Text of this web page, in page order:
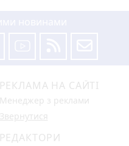
РЕКЛАМА НА САЙТІ
Менеджер з реклами
Звернутися
РЕДАКТОРИ